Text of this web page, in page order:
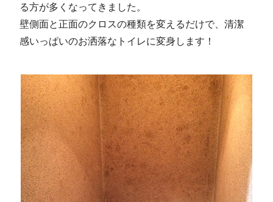
る方が多くなってきました。
壁側面と正面のクロスの種類を変えるだけで、清潔
感いっぱいのお洒落なトイレに変身します！